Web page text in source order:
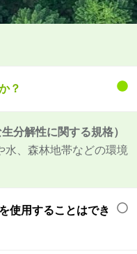
？
分解性に関する規格）
水、森林地帯などの環境
使用することはでき